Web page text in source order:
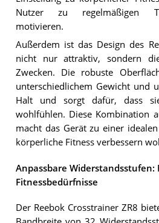
Nutzer zu regelmäßigen
motivieren.
Außerdem ist das Design des
nicht nur attraktiv, sondern
Zwecken. Die robuste
unterschiedlichem Gewicht und
Halt und sorgt dafür, dass
wohlfühlen. Diese Kombination
macht das Gerät zu einer
körperliche Fitness verbessern
Anpassbare
Fitnessbedürfnisse
Der Reebok Crosstrainer ZR8